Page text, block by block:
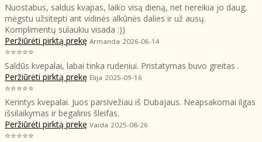
Nuostabus, saldus kvapas, laiko visą dieną, net nereikia jo daug,
mėgstu užsitepti ant vidinės alkūnės dalies ir už ausų.
Komplimentų sulaukiu visada :))
Peržiūrėti pirktą prekę Armanda 2026-06-14
⭐⭐⭐⭐⭐
Saldūs kvepalai, labai tinka rudeniui. Pristatymas buvo greitas .
Peržiūrėti pirktą prekę Elija 2025-09-16
⭐⭐⭐⭐⭐
Kerintys kvepalai. Juos parsivežiau iš Dubajaus. Neapsakomai ilgas
išsilaikymas ir begalinis šleifas.
Peržiūrėti pirktą prekę Vaida 2025-08-26
⭐⭐⭐⭐⭐